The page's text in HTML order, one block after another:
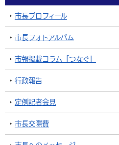
市長プロフィール
市長フォトアルバム
市報掲載コラム「つなぐ」
行政報告
定例記者会見
市長交際費